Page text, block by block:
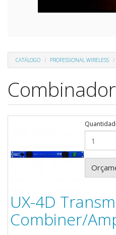
CATÁLOGO PROFESSIONAL WIRELESS
UX-4D
Combiner/